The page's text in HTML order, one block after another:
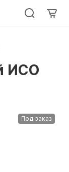
ИСО
Под заказ